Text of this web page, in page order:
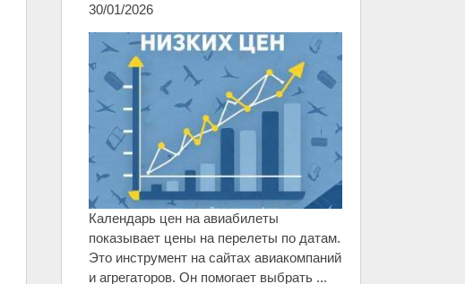
30/01/2026
Календарь цен на авиабилеты
показывает цены на перелеты по датам.
Это инструмент на сайтах авиакомпаний
и агрегаторов. Он помогает выбрать ...